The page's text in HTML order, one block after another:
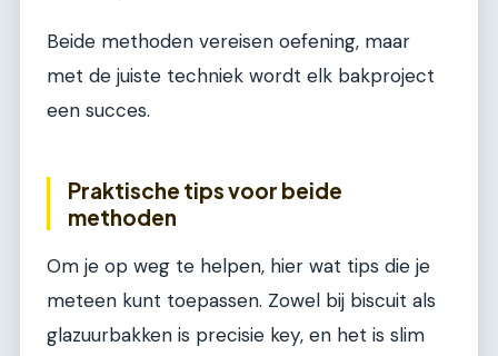
Beide methoden vereisen oefening, maar
met de juiste techniek wordt elk bakproject
een succes.
Praktische tips voor beide
methoden
Om je op weg te helpen, hier wat tips die je
meteen kunt toepassen. Zowel bij biscuit als
glazuurbakken is precisie key, en het is slim